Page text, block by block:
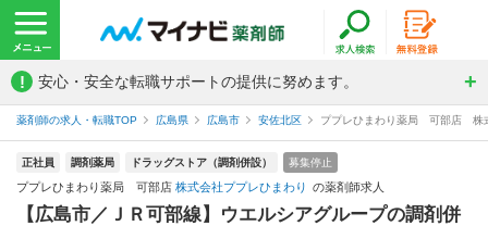
! 安心・安全な転職サポートの提供に努めます。
薬剤師の求人・転職TOP 広島県 広島市 安佐北区 ププレひまわり薬局 可部店 株
正社員 調剤薬局 ドラッグストア（調剤併設） 募集停止
ププレひまわり薬局 可部店 株式会社ププレひまわり の薬剤師求人
【広島市／ＪＲ可部線】ウエルシアグループの調剤併